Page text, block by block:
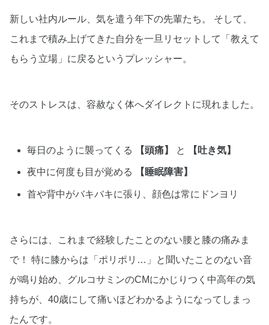
新しい社内ルール、気を遣う年下の先輩たち。 そして、
これまで積み上げてきた自分を一旦リセットして「教えて
もらう立場」に戻るというプレッシャー。
そのストレスは、容赦なく体へダイレクトに現れました。
毎日のように襲ってくる 【頭痛】 と 【吐き気】
夜中に何度も目が覚める 【睡眠障害】
首や背中がバキバキに張り、顔色は常にドンヨリ
さらには、これまで経験したことのない腰と膝の痛みま
で！ 特に膝からは「ポリポリ…」と聞いたことのない音
が鳴り始め、グルコサミンのCMにかじりつく中高年の気
持ちが、40歳にして痛いほどわかるようになってしまっ
たんです。